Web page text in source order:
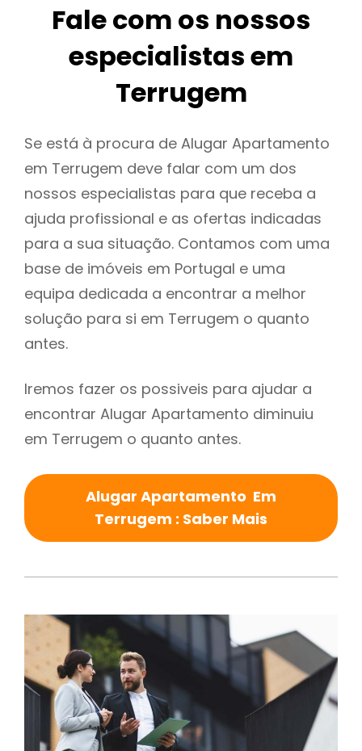
Fale com os nossos
especialistas em
Terrugem
Se está à procura de Alugar Apartamento
em Terrugem deve falar com um dos
nossos especialistas para que receba a
ajuda profissional e as ofertas indicadas
para a sua situação. Contamos com uma
base de imóveis em Portugal e uma
equipa dedicada a encontrar a melhor
solução para si em Terrugem o quanto
antes.
Iremos fazer os possiveis para ajudar a
encontrar Alugar Apartamento diminuiu
em Terrugem o quanto antes.
Alugar Apartamento Em
Terrugem : Saber Mais